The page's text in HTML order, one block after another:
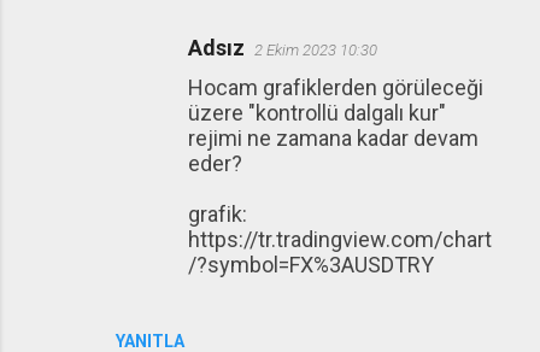
YANITLA
Adsız 2 Ekim 2023 10:30
Hocam grafiklerden görüleceği
üzere "kontrollü dalgalı kur"
rejimi ne zamana kadar devam
eder?
grafik:
https://tr.tradingview.com/chart
/?symbol=FX%3AUSDTRY